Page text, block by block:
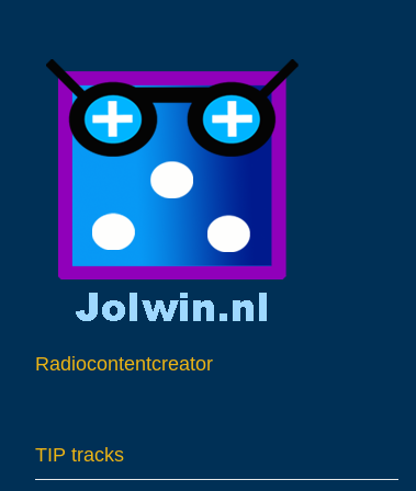
Radiocontentcreator
TIP tracks